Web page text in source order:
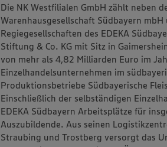
Die NK Westfilialen GmbH zählt neben
Warenhausgesellschaft Südbayern
Regiegesellschaften des EDEKA
Stiftung & Co. KG mit Sitz in
von mehr als 4,82 Milliarden Euro im
Einzelhandelsunternehmen im
Produktionsbetriebe Südbayerische
Einschließlich der selbständigen
EDEKA Südbayern Arbeitsplätze für
Auszubildende. Aus seinen
Straubing und Trostberg versorgt das